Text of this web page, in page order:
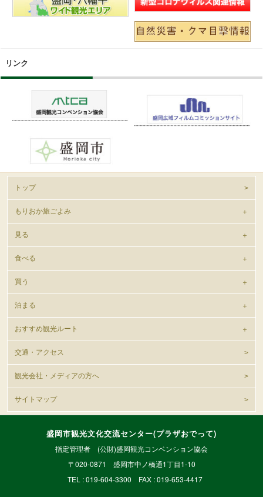
リンク
トップ
もりおか旅ごよみ
見る
食べる
買う
泊まる
おすすめ観光ルート
交通・アクセス
観光会社・メディアの方へ
サイトマップ
盛岡市観光文化交流センター(プラザおでって)
指定管理者 (公財)盛岡観光コンベンション協会
〒020-0871 盛岡市中ノ橋通1丁目1-10
TEL : 019-604-3300 FAX : 019-653-4417